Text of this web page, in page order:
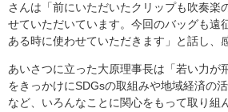
さんは「前にいただいたクリップも吹奏楽
せていただいています。今回のバッグも遠
ある時に使わせていただきます」と話し、
あいさつに立った大原理事長は「若い力が
をきっかけにSDGsの取組みや地域経済の
など、いろんなことに関心をもって取り組